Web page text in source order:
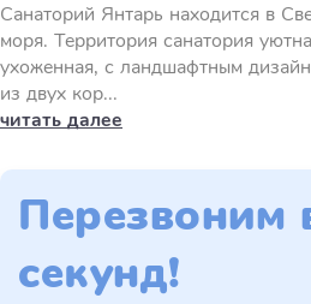
Санаторий Янтарь находится в
моря. Территория санатория
ухоженная, с ландшафтным
из двух кор...
читать далее
Перезвоним
секунд!